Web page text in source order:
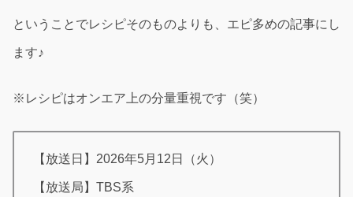
ということでレシピそのものよりも、エピ多めの記事にし
ます♪
※レシピはオンエア上の分量重視です（笑）
【放送日】2026年5月12日（火）
【放送局】TBS系